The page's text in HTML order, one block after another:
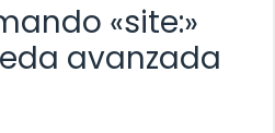
«site:»
avanzada